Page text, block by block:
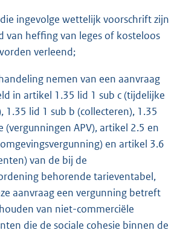
ingevolge wettelijk voorschrift zijn
van heffing van leges of kosteloos
verleend;
nemen van een aanvraag
in artikel 1.35 lid 1 sub c (tijdelijke
1.35 lid 1 sub b (collecteren), 1.35
(vergunningen APV), artikel 2.5 en
en artikel 3.6
van de bij de
behorende tarieventabel,
aanvraag een vergunning betreft
van niet-commerciële
die de sociale cohesie binnen de